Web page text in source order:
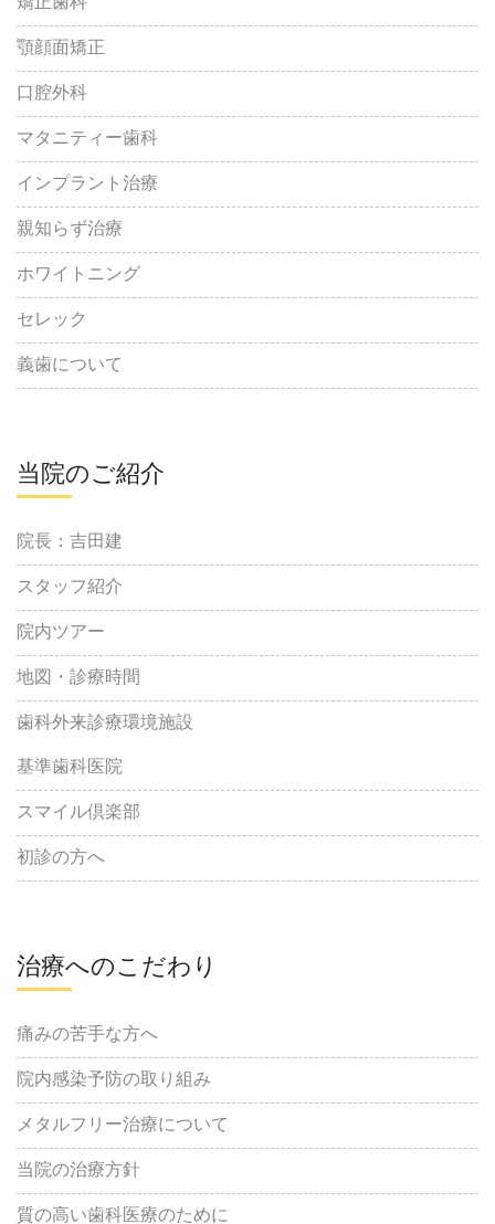
顎顔面矯正
口腔外科
マタニティー歯科
インプラント治療
親知らず治療
ホワイトニング
セレック
義歯について
当院のご紹介
院長：吉田建
スタッフ紹介
院内ツアー
地図・診療時間
歯科外来診療環境施設
基準歯科医院
スマイル倶楽部
初診の方へ
治療へのこだわり
痛みの苦手な方へ
院内感染予防の取り組み
メタルフリー治療について
当院の治療方針
質の高い歯科医療のために